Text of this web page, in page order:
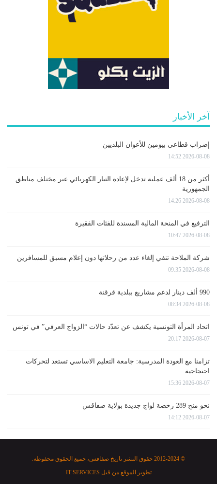
آخر الأخبار
إضراب قطاعي بيومين للأعوان البلديين
2026-08-08 14:52
أكثر من 18 ألف عملية تدخل لإعادة التيار الكهربائي عبر مختلف مناطق
الجمهورية
2026-08-08 14:26
الترفيع في المنحة المالية المسندة للفئات الفقيرة
2026-08-08 10:47
شركة الملاحة تنفي إلغاء عدد من رحلاتها دون إعلام مسبق للمسافرين
2026-08-08 09:35
990 ألف دينار لدعم مشاريع ببلدية قرقنة
2026-08-08 08:34
اتحاد المرأة التونسية يكشف عن تعدّد حالات “الزواج العرفي” في تونس
2026-08-07 20:17
تزامنا مع العودة المدرسية: جامعة التعليم الاساسي تستعد لتحركات
احتجاجية
2026-08-07 15:36
نحو منح 289 رخصة لواج جديدة بولاية صفاقس
2026-08-07 14:12
© 2012-2024 حقوق النشر تاريخ صفاقس، جميع الحقوق محفوظة.
تطوير الموقع من قبل IT SERVICES